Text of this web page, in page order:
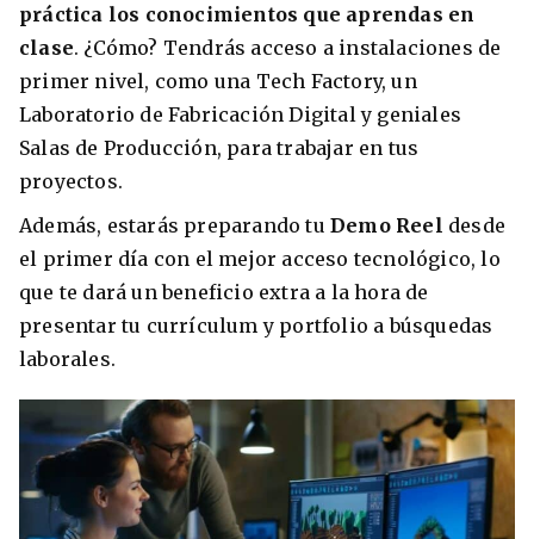
práctica los conocimientos que aprendas en
clase. ¿Cómo? Tendrás acceso a instalaciones de
primer nivel, como una Tech Factory, un
Laboratorio de Fabricación Digital y geniales
Salas de Producción, para trabajar en tus
proyectos.
Además, estarás preparando tu Demo Reel desde
el primer día con el mejor acceso tecnológico, lo
que te dará un beneficio extra a la hora de
presentar tu currículum y portfolio a búsquedas
laborales.